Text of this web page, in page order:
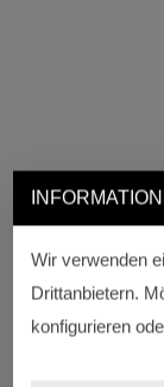
Wir verwenden
Drittanbietern.
konfigurieren